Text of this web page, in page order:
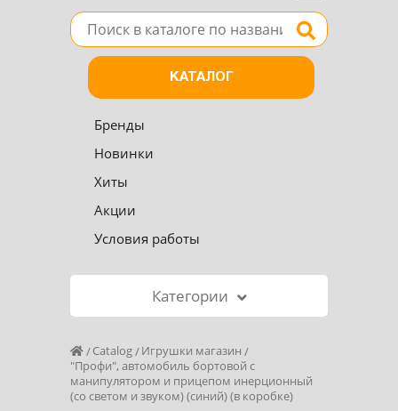
Поле для поиска товара в каталоге Найти
КАТАЛОГ
Бренды
Новинки
Хиты
Акции
Условия работы
Категории
Catalog
Игрушки магазин
"Профи", автомобиль бортовой с
манипулятором и прицепом инерционный
(со светом и звуком) (синий) (в коробке)